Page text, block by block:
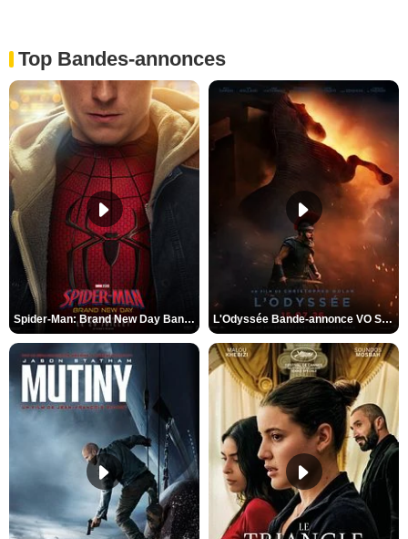
Top Bandes-annonces
Spider-Man: Brand New Day Bande-annonce VO STFR L'Odyssée Bande-annonce VO STFR